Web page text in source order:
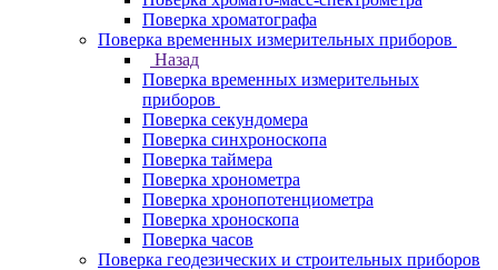
Поверка хроматографа
Поверка временных измерительных приборов
Назад
Поверка временных измерительных
приборов
Поверка секундомера
Поверка синхроноскопа
Поверка таймера
Поверка хронометра
Поверка хронопотенциометра
Поверка хроноскопа
Поверка часов
Поверка геодезических и строительных приборов